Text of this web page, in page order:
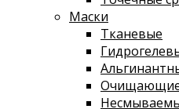
Маски
Тканевые